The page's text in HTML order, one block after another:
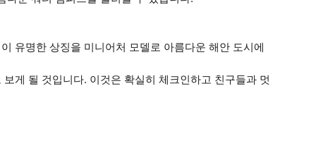
유명한 상징을 미니어처 모델로 아름다운 해안 도시에
게 될 것입니다. 이것은 확실히 체크인하고 친구들과 멋